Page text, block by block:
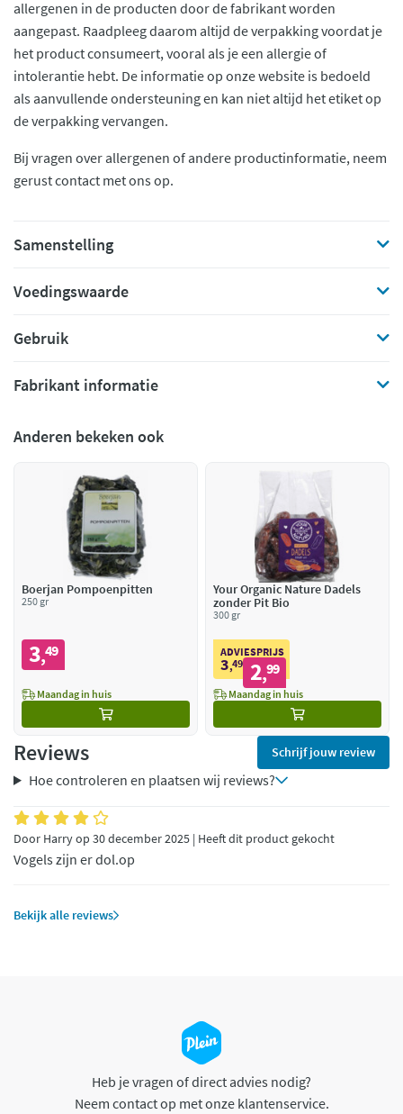
allergenen in de producten door de fabrikant worden
aangepast. Raadpleeg daarom altijd de verpakking voordat je
het product consumeert, vooral als je een allergie of
intolerantie hebt. De informatie op onze website is bedoeld
als aanvullende ondersteuning en kan niet altijd het etiket op
de verpakking vervangen.
Bij vragen over allergenen of andere productinformatie, neem
gerust contact met ons op.
Samenstelling
Voedingswaarde
Gebruik
Fabrikant informatie
Anderen bekeken ook
Boerjan Pompoenpitten
250 gr
3,49
Maandag in huis
Your Organic Nature Dadels
zonder Pit Bio
300 gr
ADVIESPRIJS
3,49 2,99
Maandag in huis
Reviews Schrijf jouw review
Hoe controleren en plaatsen wij reviews?
Door Harry op 30 december 2025 | Heeft dit product gekocht
Vogels zijn er dol.op
Bekijk alle reviews
Heb je vragen of direct advies nodig?
Neem contact op met onze klantenservice.